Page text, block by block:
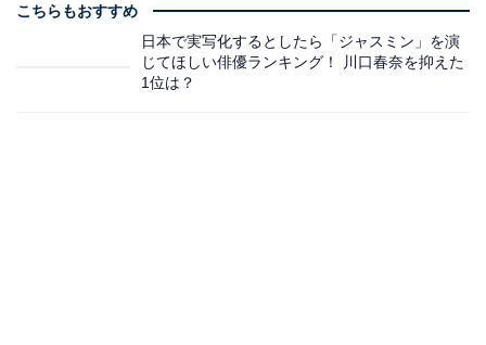
こちらもおすすめ
日本で実写化するとしたら「ジャスミン」を演
じてほしい俳優ランキング！ 川口春奈を抑えた
1位は？